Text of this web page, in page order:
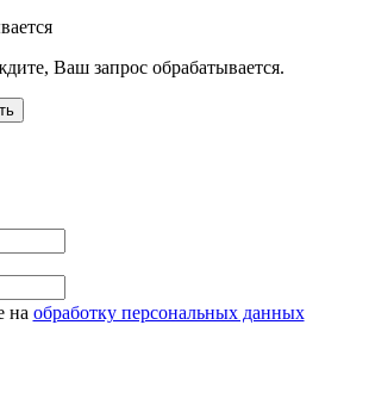
Ваш запрос обрабатывается.
на обработку персональных данных